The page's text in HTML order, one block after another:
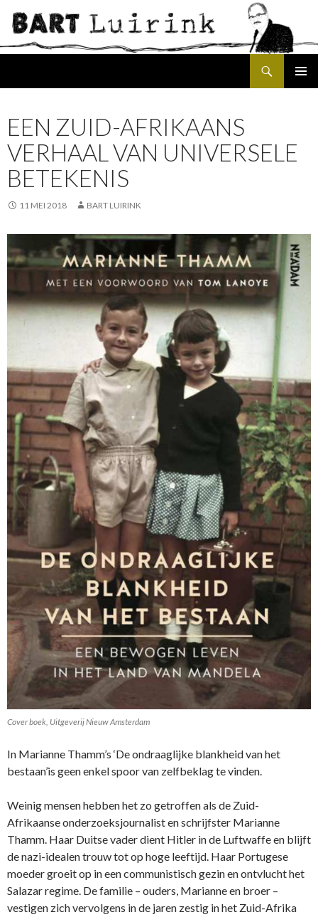
EEN ZUID-AFRIKAANS
VERHAAL VAN UNIVERSELE
BETEKENIS
11 MEI 2018 BART LUIRINK
Cover boek, Uitgeverij Nieuw Amsterdam
In Marianne Thamm’s ‘De ondraaglijke blankheid van het
bestaan’is geen enkel spoor van zelfbeklag te vinden.
Weinig mensen hebben het zo getroffen als de Zuid-
Afrikaanse onderzoeksjournalist en schrijfster Marianne
Thamm. Haar Duitse vader dient Hitler in de Luftwaffe en blijft
de nazi-idealen trouw tot op hoge leeftijd. Haar Portugese
moeder groeit op in een communistisch gezin en ontvlucht het
Salazar regime. De familie – ouders, Marianne en broer –
vestigen zich vervolgens in de jaren zestig in het Zuid-Afrika